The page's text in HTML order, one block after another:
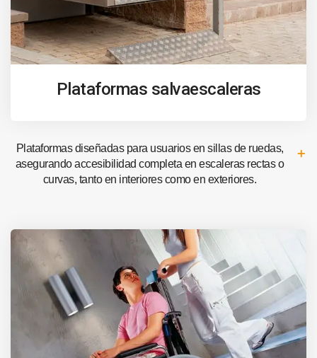
Plataformas salvaescaleras
Plataformas diseñadas para usuarios en sillas de ruedas,
asegurando accesibilidad completa en escaleras rectas o
curvas, tanto en interiores como en exteriores.